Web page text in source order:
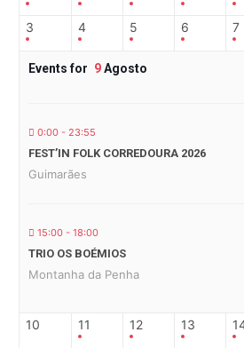
3 4 5 6 7
Events for 9Agosto
0:00 - 23:55
FEST’IN FOLK CORREDOURA 2026
Guimarães
15:00 - 18:00
TRIO OS BOÉMIOS
Montanha da Penha
10 11 12 13